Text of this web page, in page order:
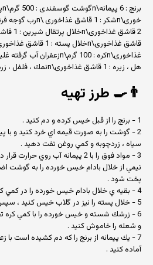
هل ، زیره : 1 قاشق‏ غذاخوری\nنمك ، فلفل ، زردچوبه : به مقدار لازم
👨‍🍳 طرز تهیه
1 - برنج را از قبل خیس کرده و دم کنید .
2 - گوشت را به صورت قيمه ‏اي خرد كنيد و با
سياه ، زردچوبه و كمي روغن تفت دهيد .
3 - مواد فوق را با 2 پيمانه آب
نيمي از خلال بادام خيس خورده را به گوشت
پخت شود .
4 - بقيه ي خلال بادام خيس خورده را در كمي كره تفت دهيد .
5 - خلال پسته را نيز در گلاب خيس كنيد ، سپس در كمي كره تفت دهيد .
6 - زرشك شسته و خيس خورده را با كمي كره
و شعله را خاموش كنيد .
7 - يك پيمانه از برنج را كه دم كشيده است با
آماده كنيد .